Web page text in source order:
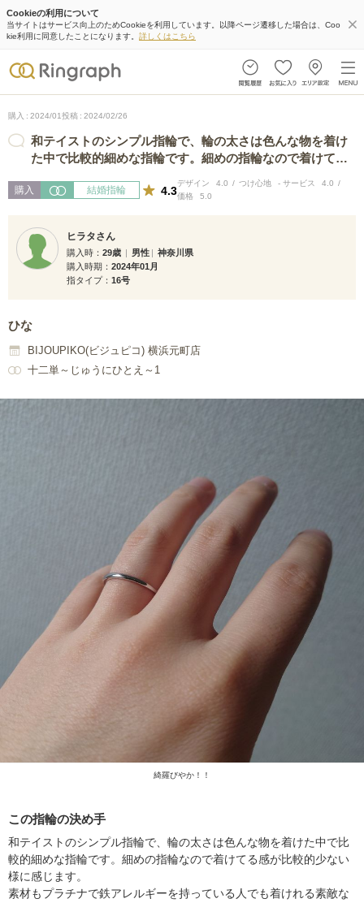
Cookieの利用について
当サイトはサービス向上のためCookieを利用しています。以降ページ遷移した場合は、Coo
kie利用に同意したことになります。 詳しくはこちら
購入 2024/01投稿 2024/02/26
和テイストのシンプル指輪で、輪の太さは色んな物を着け
た中で比較的細めな指輪です。細めの指輪なので着けてる
購入 結婚指輪 4.3
デザイン 4.0 つけ心地 - サービス
4.0
価格
5.0
ヒラタさん
購入時 29歳 男性
神奈川県
購入時期
2024年01月
指タイプ
16号
ひな
BIJOUPIKO(ビジュピコ) 横浜元町店
十二単～じゅうにひとえ～1
綺羅びやか！！
この指輪の決め手
和テイストのシンプル指輪で、輪の太さは色んな物を着けた中で比
較的細めな指輪です。細めの指輪なので着けてる感が比較的少ない
様に感じます。
素材もプラチナで鉄アレルギーを持っている人でも着けれる素敵な